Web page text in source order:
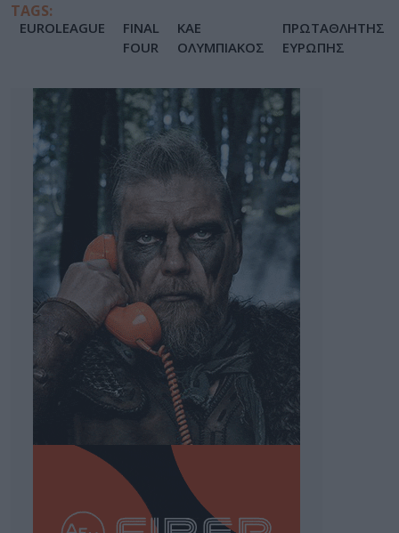
TAGS:
EUROLEAGUE
FINAL
FOUR
ΚΑΕ
ΟΛΥΜΠΙΑΚΟΣ
ΠΡΩΤΑΘΛΗΤΗΣ
ΕΥΡΩΠΗΣ